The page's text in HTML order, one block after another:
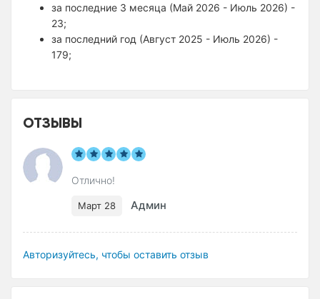
за последние 3 месяца (Май 2026 - Июль 2026) -
23;
за последний год (Август 2025 - Июль 2026) -
179;
ОТЗЫВЫ
Отлично!
Март 28 Админ
Авторизуйтесь, чтобы оставить отзыв